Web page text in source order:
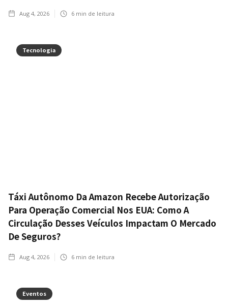
Aug 4, 2026 6 min de leitura
Tecnologia
Táxi Autônomo Da Amazon Recebe Autorização
Para Operação Comercial Nos EUA: Como A
Circulação Desses Veículos Impactam O Mercado
De Seguros?
Aug 4, 2026 6 min de leitura
Eventos